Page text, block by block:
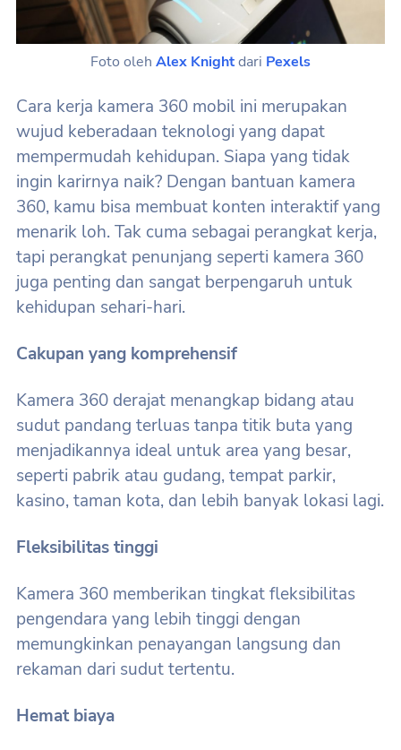
Foto oleh Alex Knightdari Pexels
Cara kerja kamera 360 mobil ini merupakan
wujud keberadaan teknologi yang dapat
mempermudah kehidupan. Siapa yang tidak
ingin karirnya naik? Dengan bantuan kamera
360, kamu bisa membuat konten interaktif yang
menarik loh. Tak cuma sebagai perangkat kerja,
tapi perangkat penunjang seperti kamera 360
juga penting dan sangat berpengaruh untuk
kehidupan sehari-hari.
Cakupan yang komprehensif
Kamera 360 derajat menangkap bidang atau
sudut pandang terluas tanpa titik buta yang
menjadikannya ideal untuk area yang besar,
seperti pabrik atau gudang, tempat parkir,
kasino, taman kota, dan lebih banyak lokasi lagi.
Fleksibilitas tinggi
Kamera 360 memberikan tingkat fleksibilitas
pengendara yang lebih tinggi dengan
memungkinkan penayangan langsung dan
rekaman dari sudut tertentu.
Hemat biaya